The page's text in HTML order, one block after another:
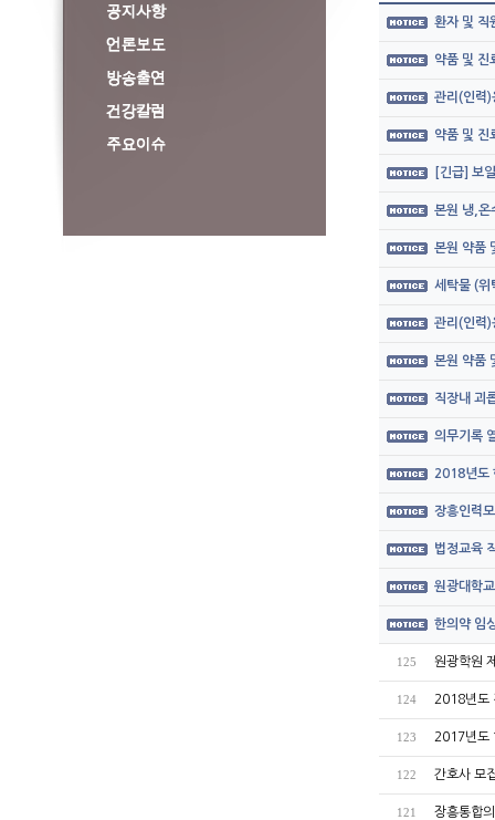
환자 및 직
약품 및 진
관리(인력)
약품 및 진
[긴급] 보
본원 냉,온
본원 약품
세탁물 (위
관리(인력)
본원 약품
직장내 괴
의무기록
2018년도
장흥인력
법정교육
원광대학
한의약 임
125 원광학원
124 2018년도
123 2017년도
122 간호사 모
121 장흥통합